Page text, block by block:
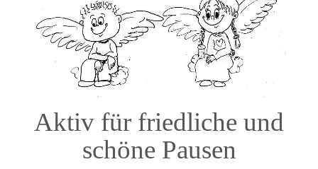
Aktiv für friedliche und
schöne Pausen